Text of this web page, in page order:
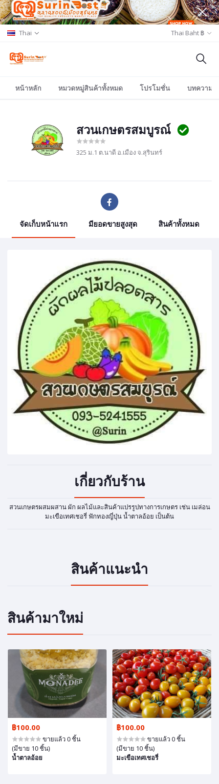
Thai Thai Baht ฿
หน้าหลัก หมวดหมู่สินค้าทั้งหมด โปรโมชั่น บทความ/
สวนเกษตรสมบูรณ์
325 ม.1 ต.นาดี อ.เมือง จ.สุรินทร์
จัดเก็บหน้าแรก มียอดขายสูงสุด สินค้าทั้งหมด
เกี่ยวกับร้าน
สวนเกษตรผสมผสาน ผัก ผลไม้และสินค้าแปรรูปทางการเกษตร เช่น เมล่อน
มะเขือเทศเชอรี่ ฟักทองญี่ปุ่น น้ำตาลอ้อย เป็นต้น
สินค้าแนะนำ
สินค้ามาใหม่
฿100.00
ขายแล้ว 0 ชิ้น
(มีขาย 10 ชิ้น)
น้ำตาลอ้อย
฿100.00
ขายแล้ว 0 ชิ้น
(มีขาย 10 ชิ้น)
มะเขือเทศเชอรี่